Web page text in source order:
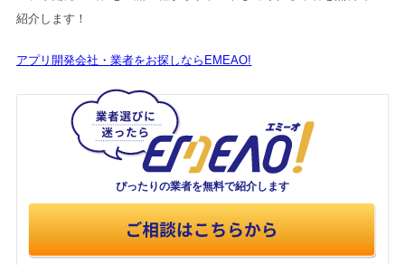
紹介します！
アプリ開発会社・業者をお探しならEMEAO!
ぴったりの業者を無料で紹介します